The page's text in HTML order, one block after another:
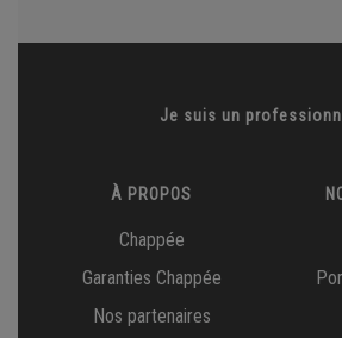
Je suis un
À PROPOS
Chappée
Garanties Chappée
Nos partenaires